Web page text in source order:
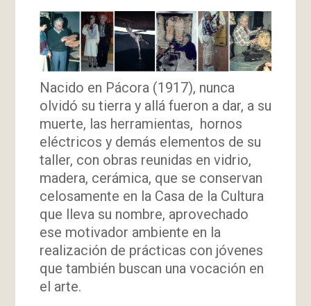
Nacido en Pácora (1917), nunca
olvidó su tierra y allá fueron a dar, a su
muerte, las herramientas, hornos
eléctricos y demás elementos de su
taller, con obras reunidas en vidrio,
madera, cerámica, que se conservan
celosamente en la Casa de la Cultura
que lleva su nombre, aprovechado
ese motivador ambiente en la
realización de prácticas con jóvenes
que también buscan una vocación en
el arte.